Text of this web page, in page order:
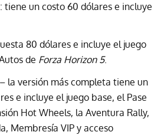
: tiene un costo 60 dólares e incluye
80 dólares e incluye el juego
de Forza Horizon 5.
– la versión más completa tiene un
e incluye el juego base, el Pase
Hot Wheels, la Aventura Rally,
Membresía VIP y acceso